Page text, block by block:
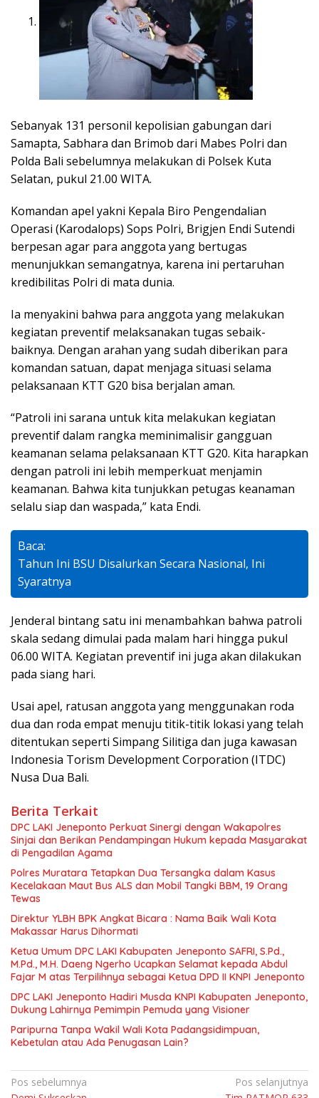
Sebanyak 131 personil kepolisian gabungan dari
Samapta, Sabhara dan Brimob dari Mabes Polri dan
Polda Bali sebelumnya melakukan di Polsek Kuta
Selatan, pukul 21.00 WITA.
Komandan apel yakni Kepala Biro Pengendalian
Operasi (Karodalops) Sops Polri, Brigjen Endi Sutendi
berpesan agar para anggota yang bertugas
menunjukkan semangatnya, karena ini pertaruhan
kredibilitas Polri di mata dunia.
Ia menyakini bahwa para anggota yang melakukan
kegiatan preventif melaksanakan tugas sebaik-
baiknya. Dengan arahan yang sudah diberikan para
komandan satuan, dapat menjaga situasi selama
pelaksanaan KTT G20 bisa berjalan aman.
“Patroli ini sarana untuk kita melakukan kegiatan
preventif dalam rangka meminimalisir gangguan
keamanan selama pelaksanaan KTT G20. Kita harapkan
dengan patroli ini lebih memperkuat menjamin
keamanan. Bahwa kita tunjukkan petugas keanaman
selalu siap dan waspada,” kata Endi.
Baca:
Tahun Ini BSU Disalurkan Secara Nasional, Ini
Syaratnya
Jenderal bintang satu ini menambahkan bahwa patroli
skala sedang dimulai pada malam hari hingga pukul
06.00 WITA. Kegiatan preventif ini juga akan dilakukan
pada siang hari.
Usai apel, ratusan anggota yang menggunakan roda
dua dan roda empat menuju titik-titik lokasi yang telah
ditentukan seperti Simpang Silitiga dan juga kawasan
Indonesia Torism Development Corporation (ITDC)
Nusa Dua Bali.
Berita Terkait
DPC LAKI Jeneponto Perkuat Sinergi dengan Wakapolres
Sinjai dan Berikan Pendampingan Hukum kepada Masyarakat
di Pengadilan Agama
Polres Muratara Tetapkan Dua Tersangka dalam Kasus
Kecelakaan Maut Bus ALS dan Mobil Tangki BBM, 19 Orang
Tewas
Direktur YLBH BPK Angkat Bicara : Nama Baik Wali Kota
Makassar Harus Dihormati
Ketua Umum DPC LAKI Kabupaten Jeneponto SAFRI, S.Pd.,
M.Pd., M.H. Daeng Ngerho Ucapkan Selamat kepada Abdul
Fajar M atas Terpilihnya sebagai Ketua DPD II KNPI Jeneponto
DPC LAKI Jeneponto Hadiri Musda KNPI Kabupaten Jeneponto,
Dukung Lahirnya Pemimpin Pemuda yang Visioner
Paripurna Tanpa Wakil Wali Kota Padangsidimpuan,
Kebetulan atau Ada Penugasan Lain?
Navigasi
Pos sebelumnya
Pos selanjutnya